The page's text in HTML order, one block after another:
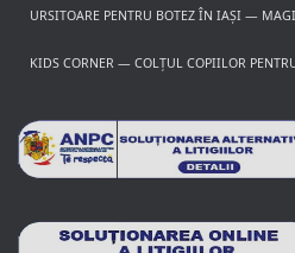
URSITOARE PENTRU BOTEZ ÎN IAȘI —
KIDS CORNER — COLȚUL COPIILOR